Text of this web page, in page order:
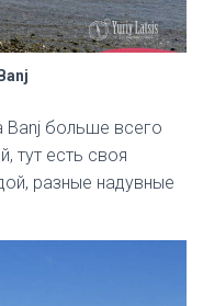
Banj больше всего
тут есть своя
разные надувные